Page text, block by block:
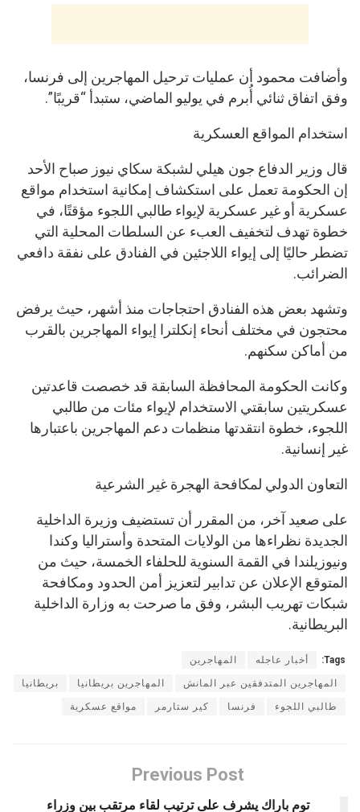
وأضافت محمود أن عمليات ترحيل المهاجرين إلى فرنسا،
وفق اتفاق ثنائي أُبرم في يوليو الماضي، ستبدأ “قريبًا”.
استخدام المواقع العسكرية
قال وزير الدفاع جون هيلي لشبكة سكاي نيوز صباح الأحد
إن الحكومة تعمل على استكشاف إمكانية استخدام مواقع
عسكرية أو غير عسكرية لإيواء طالبي اللجوء مؤقتًا، في
خطوة تهدف لتخفيف العبء عن السلطات المحلية التي
تضطر حاليًا إلى إيواء اللاجئين في الفنادق على نفقة دافعي
الضرائب.
وتشهد بعض هذه الفنادق احتجاجات منذ أشهر، حيث يرفض
محتجون في مختلف أنحاء إنكلترا إيواء المهاجرين بالقرب
من أماكن سكنهم.
وكانت الحكومة المحافظة السابقة قد خصصت قاعدتين
عسكريتين سابقتي الاستخدام لإيواء مئات من طالبي
اللجوء، خطوة انتقدتها منظمات دعم المهاجرين باعتبارها
غير إنسانية.
التعاون الدولي لمكافحة الهجرة غير الشرعية
على صعيد آخر، من المقرر أن تستضيف وزيرة الداخلية
الجديدة نظراءها من الولايات المتحدة وأستراليا وكندا
ونيوزيلندا في القمة السنوية للحلفاء الخمسة، حيث من
المتوقع الإعلان عن تدابير لتعزيز أمن الحدود ومكافحة
شبكات تهريب البشر، وفق ما صرحت به وزارة الداخلية
البريطانية.
Tags: أخبار عاجله المهاجرين
المهاجرين المتدفقين عبر المانش المهاجرين بريطانيا بريطانيا
طالبي اللجوء فرنسا كير ستارمر مواقع عسكرية
Previous Post
توم باراك يشرف على ترتيب لقاء مرتقب بين وزراء